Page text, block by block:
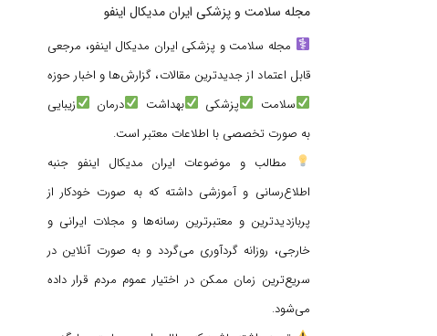
مجله سلامت و پزشکی ایران مدیکال اینفو
مجله سلامت و پزشکی ایران مدیکال اینفو، مرجعی
قابل اعتماد از جدیدترین مقالات، گزارش‌ها و اخبار حوزه
سلامت
پزشکی بهداشت درمان
زیبایی
به صورت تخصصی با اطلاعات معتبر است.
مطالب و موضوعات ایران مدیکال اینفو جنبه
اطلاع‌رسانی و آموزشی داشته که به صورت خودکار از
پربازدیدترین و معتبرترین رسانه‌ها و مجلات ایرانی و
خارجی، روزانه گردآوری می‌گردد و به صورت آنلاین در
سریع‌ترین زمان ممکن در اختیار عموم مردم قرار داده
می‌شود.